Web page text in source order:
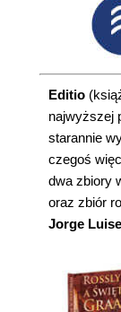
Editio
najwyższej
starannie
czegoś
dwa zbiory
oraz zbiór
Jorge